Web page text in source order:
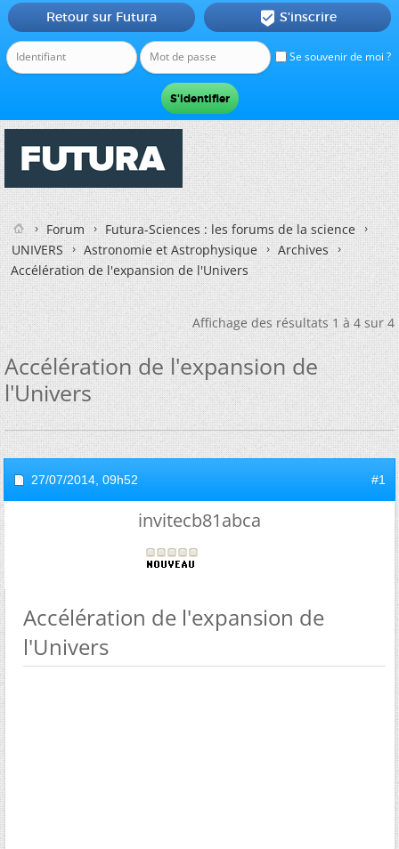
Se souvenir de moi ?
Retour sur Futura  S'inscrire
Forum
Futura-Sciences : les forums de la science
UNIVERS
Astronomie et Astrophysique
Archives
Accélération de l'expansion de l'Univers
Affichage des résultats 1 à 4 sur 4
Accélération de l'expansion de
l'Univers
27/07/2014, 09h52 #1
invitecb81abca
Accélération de l'expansion de
l'Univers